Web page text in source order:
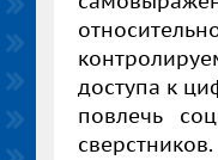
доступа к
повлечь
сверстников.